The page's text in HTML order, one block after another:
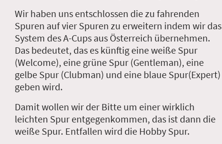
Wir haben uns entschlossen die zu fahrenden
Spuren auf vier Spuren zu erweitern indem wir das
System des A-Cups aus Österreich übernehmen.
Das bedeutet, das es künftig eine weiße Spur
(Welcome), eine grüne Spur (Gentleman), eine
gelbe Spur (Clubman) und eine blaue Spur(Expert)
geben wird.
Damit wollen wir der Bitte um einer wirklich
leichten Spur entgegenkommen, das ist dann die
weiße Spur. Entfallen wird die Hobby Spur.